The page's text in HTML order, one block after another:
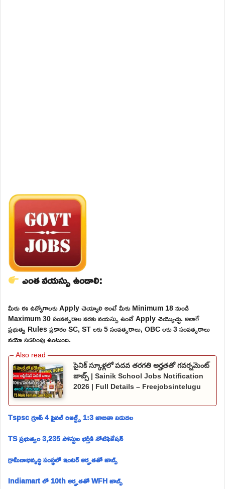
ఎంత వయస్సు ఉండాలి:
మీరు ఈ ఉద్యోగాలకు Apply చెయ్యాలి అంటే మీకు Minimum 18 నుండి
Maximum 30 సంవత్సరాల వరకు వయస్సు ఉంటే Apply చెయ్యొచ్చు. అలాగే
ప్రభుత్వ Rules ప్రకారం SC, ST లకు 5 సంవత్సరాలు, OBC లకు 3 సంవత్సరాలు
వయో సడలింపు ఉంటుంది.
సైనిక్ స్కూళ్లలో పదవ తరగతి అర్హతతో గవర్నమెంట్
జాబ్స్ | Sainik School Jobs Notification
2026 | Full Details – Freejobsintelugu
Tspsc గ్రూప్ 4 ఫైనల్ రిజల్ట్స్ 1:3 జాబితా విడుదల
TS ప్రభుత్వం 3,235 పోస్టుల భర్తీకి నోటిఫికేషన్
గ్రామీణాభివృద్ధి సంస్థలో ఇంటర్ అర్హతతో జాబ్స్
Indiamart లో 10th అర్హతతో WFH జాబ్స్